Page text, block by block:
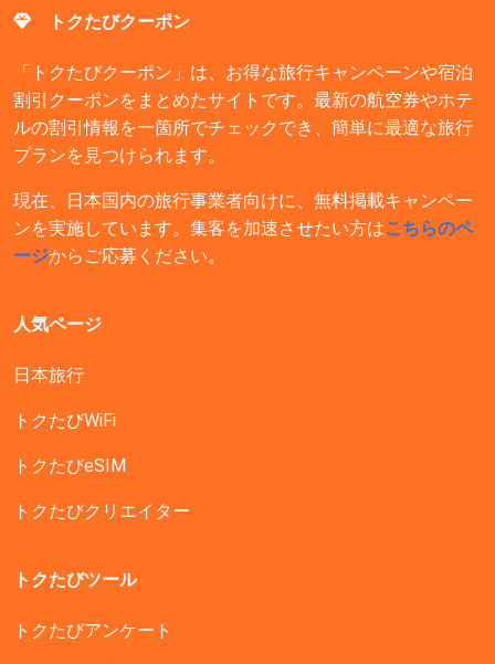
トクたびクーポン
「トクたびクーポン」は、お得な旅行キャンペーンや宿泊
割引クーポンをまとめたサイトです。最新の航空券やホテ
ルの割引情報を一箇所でチェックでき、簡単に最適な旅行
プランを見つけられます。
現在、日本国内の旅行事業者向けに、無料掲載キャンペー
ンを実施しています。集客を加速させたい方はこちらのペ
ージからご応募ください。
人気ページ
日本旅行
トクたびWiFi
トクたびeSIM
トクたびクリエイター
トクたびツール
トクたびアンケート